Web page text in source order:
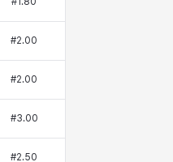
#2.00
#2.00
#3.00
#2.50